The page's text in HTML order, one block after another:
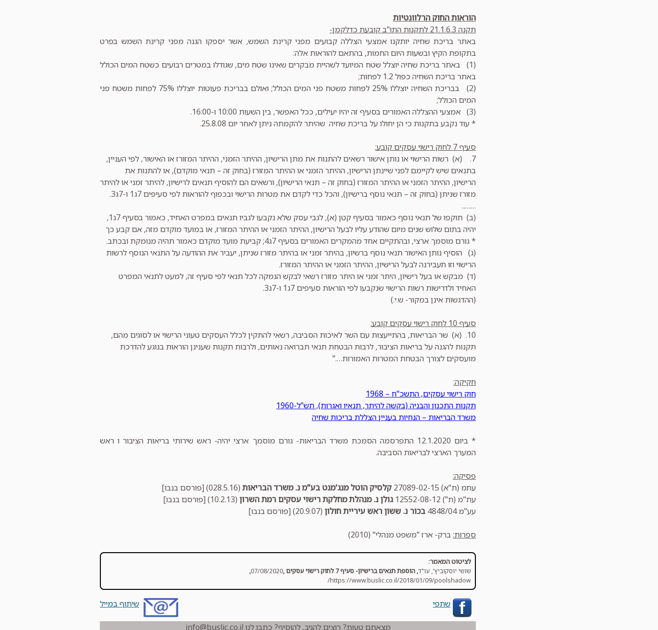
הוראות החוק הרלוונטיות
תקנה 21.1.6.3 לתקנות התו"ב קובעת כדלקמן-
באתר בריכת שחיה יותקנו אמצעי הצללה קבועים מפני קרינת השמש, אשר יספקו הגנה מפני קרינת השמש בפרט
בתקופת הקיץ ובשעות היום החמות, בהתאם להוראות אלה:
(1) באתר בריכת שחיה יוצלל שטח המיועד לשהיית מבקרים שאינו שטח מים, שגודלו במטרים רבועים כשטח המים הכולל
באתר בריכת השחיה כפול 1.2 לפחות;
(2) בבריכת השחיה יוצללו 25% לפחות משטח פני המים הכולל; ואולם בבריכת פעוטות יוצללו 75% לפחות משטח פני
המים הכולל;
(3) אמצעי ההצללה האמורים בסעיף זה יהיו יעילים, ככל האפשר, בין השעות 10:00 ו-16:00.
* עוד נקבע בתקנות כי הן יחולו על בריכת שחיה שהיתר להקמתה ניתן לאחר יום 25.8.08.
סעיף 7 לחוק רישוי עסקים קובע:
7.
(א) רשות הרישוי או נותן אישור רשאים להתנות את מתן הרישיון, ההיתר הזמני, ההיתר המזורז או האישור, לפי העניין,
בתנאים שיש לקיימם לפני שיינתן הרישיון, ההיתר הזמני או ההיתר המזורז (בחוק זה – תנאי מוקדם), או להתנות את
הרישיון, ההיתר הזמני או ההיתר המזורז (בחוק זה – תנאי הרישיון), ורשאים הם להוסיף תנאים לרישיון, להיתר זמני או להיתר
מזורז שניתן (בחוק זה – תנאי נוסף ברישיון), והכל כדי לקדם את מטרות הרישוי ובכפוף להוראות לפי סעיפים 7ג1 ו-7ג3.
……..
(ב) תוקפו של תנאי נוסף כאמור בסעיף קטן (א), לגבי עסק שלא נקבעו לגביו תנאים במפרט האחיד, כאמור בסעיף 7ג1,
יהיה בתום שלוש שנים מיום שהודע עליו לבעל הרישיון, ההיתר הזמני או ההיתר המזורז, או במועד מוקדם מזה, אם קבע כך
* גורם מוסמך ארצי, ובהתקיים אחד מהמקרים האמורים בסעיף 7ג4; קביעת מועד מוקדם כאמור תהיה מנומקת ובכתב.
(ג) הוסיף נותן האישור תנאי נוסף ברשיון, בהיתר זמני או בהיתר מזורז שניתן, יעביר את ההודעה על התנאי הנוסף לרשות
הרישוי וזו תעבירנה לבעל הרישיון, ההיתר הזמני או ההיתר המזורז.
(ד) מבקש או בעל רישיון, היתר זמני או היתר מזורז רשאי לבקש הנמקה לכל תנאי לפי סעיף זה, למעט לתנאי המפרט
האחיד ולדרישות רשות הרישוי שנקבעו לפי הוראות סעיפים 7ג1 ו-7ג3.
(ההדגשות אינן במקור- ש.י.)
סעיף 10 לחוק רישוי עסקים קובע:
10. (א) שר הבריאות, בהתייעצות עם השר לאיכות הסביבה, רשאי להתקין לכלל העסקים טעוני הרישוי או לסוגים מהם,
תקנות להגנה על בריאות הציבור, לרבות הבטחת תנאי תברואה נאותים, ולרבות תקנות שענינן הוראות בנוגע להדרכת
מועסקים לצורך הבטחת המטרות האמורות…."
חקיקה:
חוק רישוי עסקים, התשכ"ח – 1968
תקנות התכנון והבניה (בקשה להיתר, תנאיו ואגרות), תש"ל-1960
משרד הבריאות – הנחיות בעניין הצללת בריכות שחיה
* ביום 12.1.2020 התפרסמה הסמכת משרד הבריאות- גורם מוסמך ארצי יהיה- ראש שירותי בריאות הציבור ו ראש
המערך הארצי לבריאות הסביבה.
פסיקה:
עתמ (ת"א) 27089-02-15
קלסיק הוטל מנג'מנט בע"מ נ. משרד הבריאות (028.5.16) [פורסם בנבו]
עת"מ (ת") 12552-08-12
גולן נ. מנהלת מחלקת רישוי עסקים רמת השרון (10.2.13) [פורסם בנבו]
עע"מ 4848/04
בכור נ. ששון ראש עיריית חולון (20.9.07) [פורסם בנבו]
ספרות:ברק- ארז "משפט מנהלי" (2010)
לציטוט המאמר:
שושי יוסקוביץ', עו"ד, הוספת תנאים ברישיון- סעיף 7 לחוק רישוי עסקים ,
07/08/2020
,
https://www.buslic.co.il/2018/01/09/poolshadow/
שתפי שיתוף במייל
מצאתם טעות? רוצים להגיב, להוסיף? כתבו לנו info@buslic.co.il